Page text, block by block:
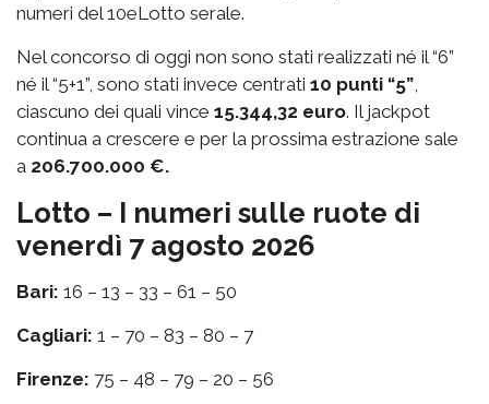
numeri del 10eLotto serale.
Nel concorso di oggi non sono stati realizzati né il “6”
né il “5+1”, sono stati invece centrati 10 punti “5”
ciascuno dei quali vince 15.344,32 euro. Il jackpot
continua a crescere e per la prossima estrazione sale
a 206.700.000 €.
Lotto – I numeri sulle ruote di
venerdì 7 agosto 2026
Bari: 16 – 13 – 33 – 61 – 50
Cagliari: 1 – 70 – 83 – 80 – 7
Firenze: 75 – 48 – 79 – 20 – 56